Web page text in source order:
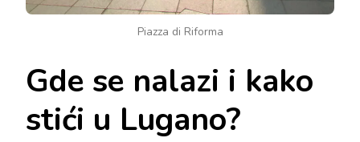
Piazza di Riforma
Gde se nalazi i kako
stići u Lugano?